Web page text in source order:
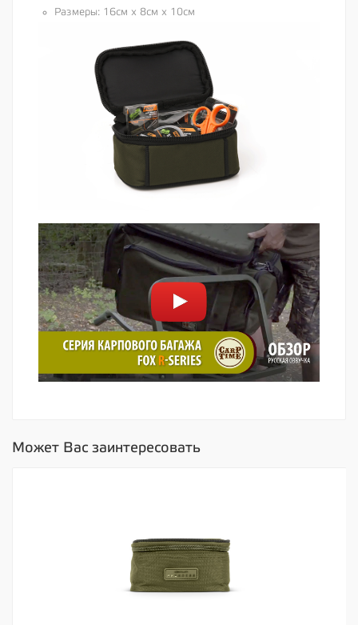
Размеры: 16см х 8см х 10см
Может Вас заинтересовать